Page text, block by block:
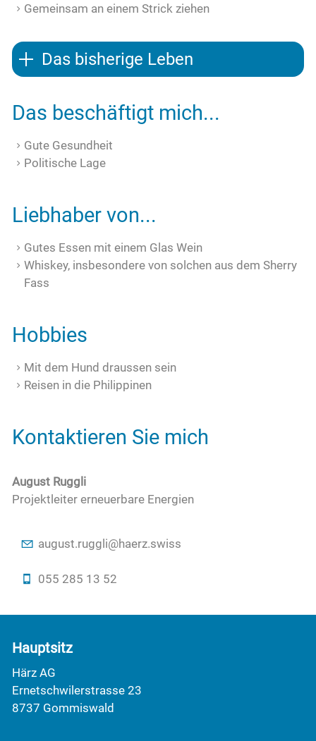
Gemeinsam an einem Strick ziehen
Das bisherige Leben
Das beschäftigt mich...
Gute Gesundheit
Politische Lage
Liebhaber von...
Gutes Essen mit einem Glas Wein
Whiskey, insbesondere von solchen aus dem Sherry
Fass
Hobbies
Mit dem Hund draussen sein
Reisen in die Philippinen
Kontaktieren Sie mich
August Ruggli
Projektleiter erneuerbare Energien
g st r ggl h rz sw ss
055 285 13 52
Hauptsitz
Härz AG
Ernetschwilerstrasse 23
8737 Gommiswald